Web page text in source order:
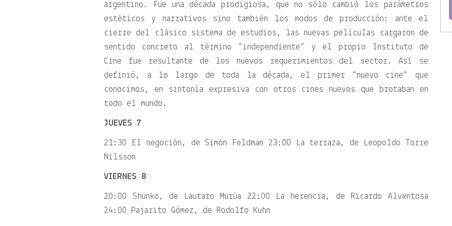
argentino. Fue una década prodigiosa, que no sólo cambió los parámetros
estéticos y narrativos sino también los modos de producción: ante el
cierre del clásico sistema de estudios, las nuevas películas cargaron de
sentido concreto al término “independiente” y el propio Instituto de
Cine fue resultante de los nuevos requerimientos del sector. Así se
definió, a lo largo de toda la década, el primer “nuevo cine” que
conocimos, en sintonía expresiva con otros cines nuevos que brotaban en
todo el mundo.
JUEVES 7
21:30 El negoción, de Simón Feldman 23:00 La terraza, de Leopoldo Torre
Nilsson
VIERNES 8
20:00 Shunko, de Lautaro Murúa 22:00 La herencia, de Ricardo Alventosa
24:00 Pajarito Gómez, de Rodolfo Kuhn